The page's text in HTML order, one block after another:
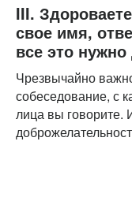
III.
свое имя,
все это
Чрезвычайно
собеседование, с
лица вы говорите.